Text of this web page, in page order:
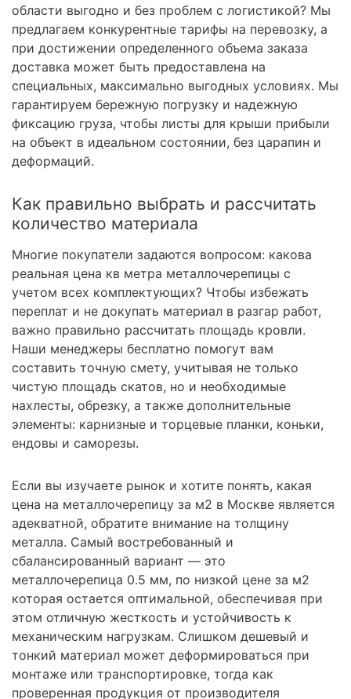
области выгодно и без проблем с логистикой? Мы
предлагаем конкурентные тарифы на перевозку, а
при достижении определенного объема заказа
доставка может быть предоставлена на
специальных, максимально выгодных условиях. Мы
гарантируем бережную погрузку и надежную
фиксацию груза, чтобы листы для крыши прибыли
на объект в идеальном состоянии, без царапин и
деформаций.
Как правильно выбрать и рассчитать
количество материала
Многие покупатели задаются вопросом: какова
реальная цена кв метра металлочерепицы с
учетом всех комплектующих? Чтобы избежать
переплат и не докупать материал в разгар работ,
важно правильно рассчитать площадь кровли.
Наши менеджеры бесплатно помогут вам
составить точную смету, учитывая не только
чистую площадь скатов, но и необходимые
нахлесты, обрезку, а также дополнительные
элементы: карнизные и торцевые планки, коньки,
ендовы и саморезы.
Если вы изучаете рынок и хотите понять, какая
цена на металлочерепицу за м2 в Москве является
адекватной, обратите внимание на толщину
металла. Самый востребованный и
сбалансированный вариант — это
металлочерепица 0.5 мм, по низкой цене за м2
которая остается оптимальной, обеспечивая при
этом отличную жесткость и устойчивость к
механическим нагрузкам. Слишком дешевый и
тонкий материал может деформироваться при
монтаже или транспортировке, тогда как
проверенная продукция от производителя